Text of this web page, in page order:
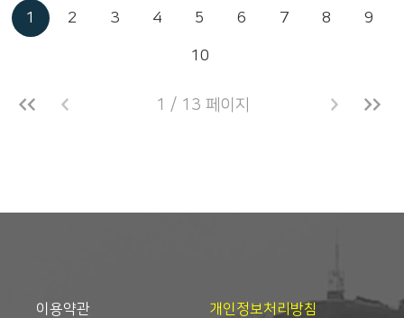
1 2 3 4 5 6 7 8 9
10
1 / 13 페이지
이용약관 개인정보처리방침